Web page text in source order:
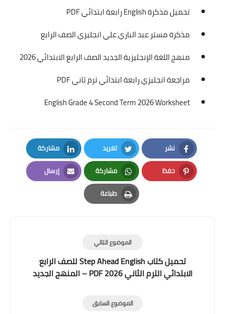
تحميل مذكرة English رابعة ابتدائي PDF
مذكرة مستر عبد الباري علي انجليزي الصف الرابع
منهج اللغة الإنجليزية الجديد الصف الرابع الابتدائي 2026
مراجعة انجليزي رابعة ابتدائي ترم ثاني PDF
English Grade 4 Second Term 2026 Worksheet
نشر
Facebook
تغريد
Twitter
مشاركة
LinkedIn
حفظ
Pinterest
مشاركة
Whatsapp
إرسال
Email
طباعة
Print
الموضوع التالي
تحميل كتاب Step Ahead English للصف الرابع
الابتدائي الترم الثاني 2026 PDF – المنهج الجديد
الموضوع السابق